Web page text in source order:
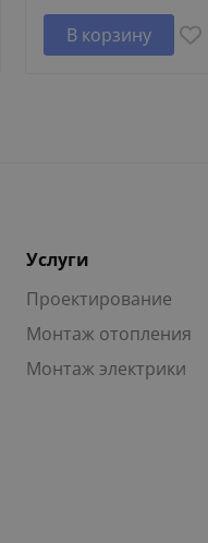
В корзину
Услуги
Проектирование
Монтаж отопления
Монтаж электрики